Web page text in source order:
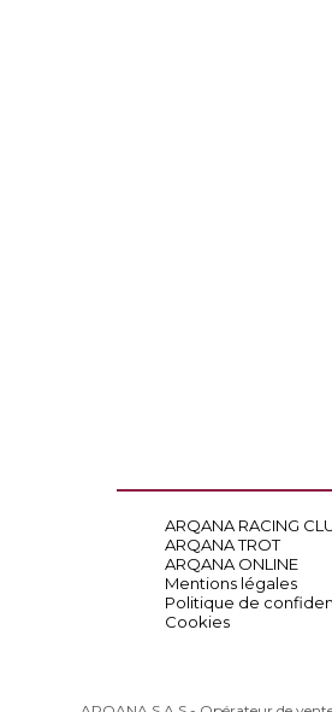
ARQANA RACING
ARQANA TROT
ARQANA ONLINE
Mentions légales
Politique de
Cookies